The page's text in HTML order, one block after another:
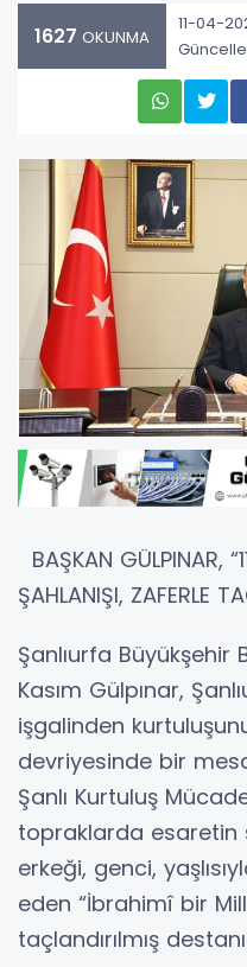
1627 OKUNMA
11-04-
BAŞKAN GÜLPINAR,
ŞAHLANIŞI, ZAFERLE
Şanlıurfa Büyükşehir
Kasım Gülpınar,
işgalinden
devriyesinde bir
Şanlı Kurtuluş
topraklarda esaretin
erkeği, genci,
eden “İbrahimî bir
taçlandırılmış